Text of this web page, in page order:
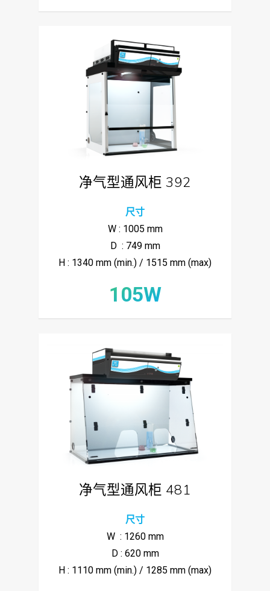
净气型通风柜 392
尺寸
W : 1005 mm
D : 749 mm
H : 1340 mm (min.) / 1515 mm (max)
105W
净气型通风柜 481
尺寸
W : 1260 mm
D : 620 mm
H : 1110 mm (min.) / 1285 mm (max)